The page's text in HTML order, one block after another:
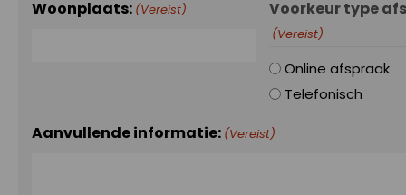
Woonplaats: (Vereist) Voorkeur type
(Vereist)
Online afspraak
Telefonisch
Aanvullende informatie: (Vereist)